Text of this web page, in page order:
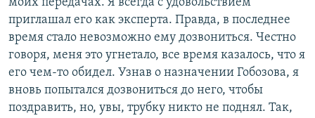
моих передачах. Я всегда с удовольствием
приглашал его как эксперта. Правда, в последнее
время стало невозможно ему дозвониться. Честно
говоря, меня это угнетало, все время казалось, что я
его чем-то обидел. Узнав о назначении Гобозова, я
вновь попытался дозвониться до него, чтобы
поздравить, но, увы, трубку никто не поднял. Так,